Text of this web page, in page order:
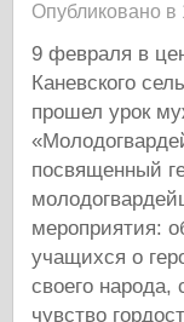
Опубликовано
9 февраля в
Каневского
прошел урок
посвященный
мероприятия:
учащихся о
своего народа,
чувство